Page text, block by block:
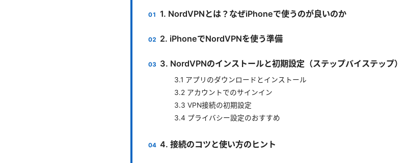
1. NordVPNとは？なぜiPhoneで使うのが良いのか
2. iPhoneでNordVPNを使う準備
3. NordVPNのインストールと初期設定（ステップバイステップ）
3.1 アプリのダウンロードとインストール
3.2 アカウントでのサインイン
3.3 VPN接続の初期設定
3.4 プライバシー設定のおすすめ
4. 接続のコツと使い方のヒント